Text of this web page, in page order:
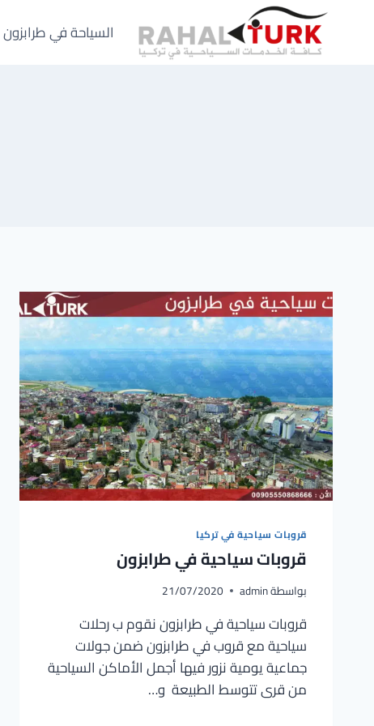
السياحة في طرابزون
قروبات سياحية في تركيا
قروبات سياحية في طرابزون
بواسطةadmin
21/07/2020
قروبات سياحية في طرابزون نقوم ب رحلات
سياحية مع قروب في طرابزون ضمن جولات
جماعية يومية نزور فيها أجمل الأماكن السياحية
من قرى تتوسط الطبيعة و…